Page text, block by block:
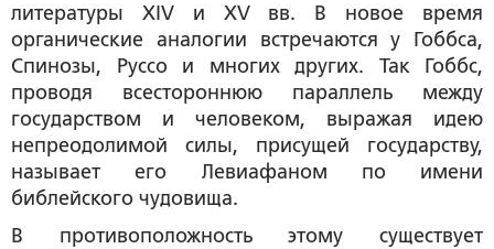
литературы XIV и XV вв. В новое время
органические аналогии встречаются у Гоббса,
Спинозы, Руссо и многих других. Так Гоббс,
проводя всестороннюю параллель между
государством и человеком, выражая идею
непреодолимой силы, присущей государству,
называет его Левиафаном по имени
библейского чудовища.
В противоположность этому существует